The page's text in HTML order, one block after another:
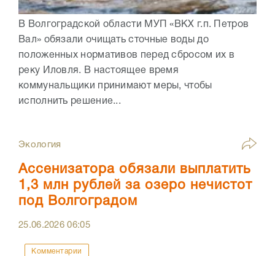
В Волгоградской области МУП «ВКХ г.п. Петров
Вал» обязали очищать сточные воды до
положенных нормативов перед сбросом их в
реку Иловля. В настоящее время
коммунальщики принимают меры, чтобы
исполнить решение...
Экология
Ассенизатора обязали выплатить
1,3 млн рублей за озеро нечистот
под Волгоградом
25.06.202606:05
Комментарии